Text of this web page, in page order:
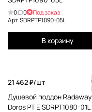
0 0
Под заказ
Арт.SDRPTP1090-05L
В корзину
21 462 ₽/шт
Душевой поддон Radaway
Doros PT E SDRPT1080-01L